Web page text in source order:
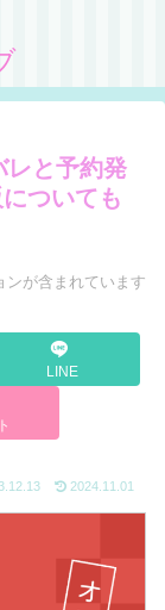
レと予約発
ついても
が含まれています
LINE
2024.11.01